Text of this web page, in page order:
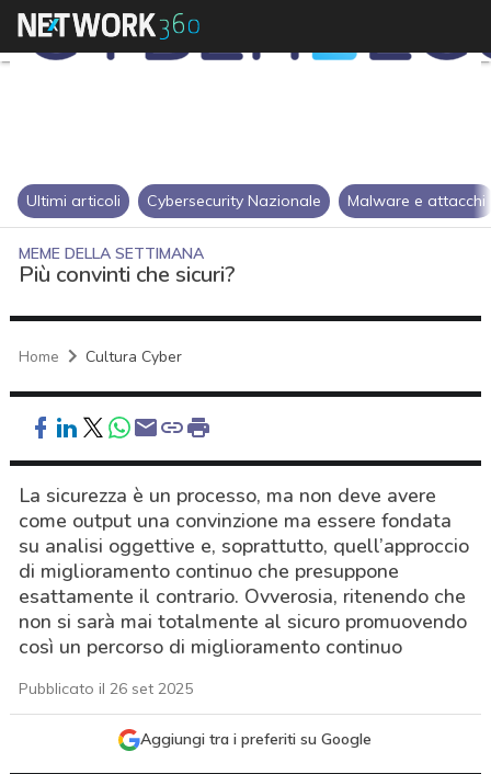
Ultimi articoli Cybersecurity Nazionale Malware e attacchi
MEME DELLA SETTIMANA
Più convinti che sicuri?
Home Cultura Cyber
La sicurezza è un processo, ma non deve avere
come output una convinzione ma essere fondata
su analisi oggettive e, soprattutto, quell’approccio
di miglioramento continuo che presuppone
esattamente il contrario. Ovverosia, ritenendo che
non si sarà mai totalmente al sicuro promuovendo
così un percorso di miglioramento continuo
Pubblicato il 26 set 2025
Aggiungi tra i preferiti su Google